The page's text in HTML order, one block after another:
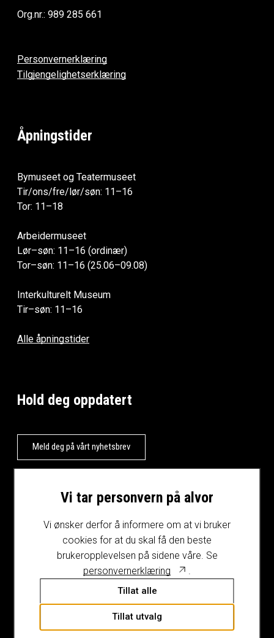
Vi tar personvern på alvor
Vi ønsker derfor å informere om at vi bruker
cookies for at du skal få den beste
brukeropplevelsen på sidene våre. Se
personvernerklæring
.
Tillat alle
Tillat utvalg
Org.nr.: 989 285 661
Personvernerklæring
Tilgjengelighetserklæring
Åpningstider
Bymuseet og Teatermuseet
Tir/ons/fre/lør/søn: 11–16
Tor: 11–18
Arbeidermuseet
Lør–søn: 11–16 (ordinær)
Tor–søn: 11–16 (25.06–09.08)
Interkulturelt Museum
Tir–søn: 11–16
Alle åpningstider
Hold deg oppdatert
Meld deg på vårt nyhetsbrev